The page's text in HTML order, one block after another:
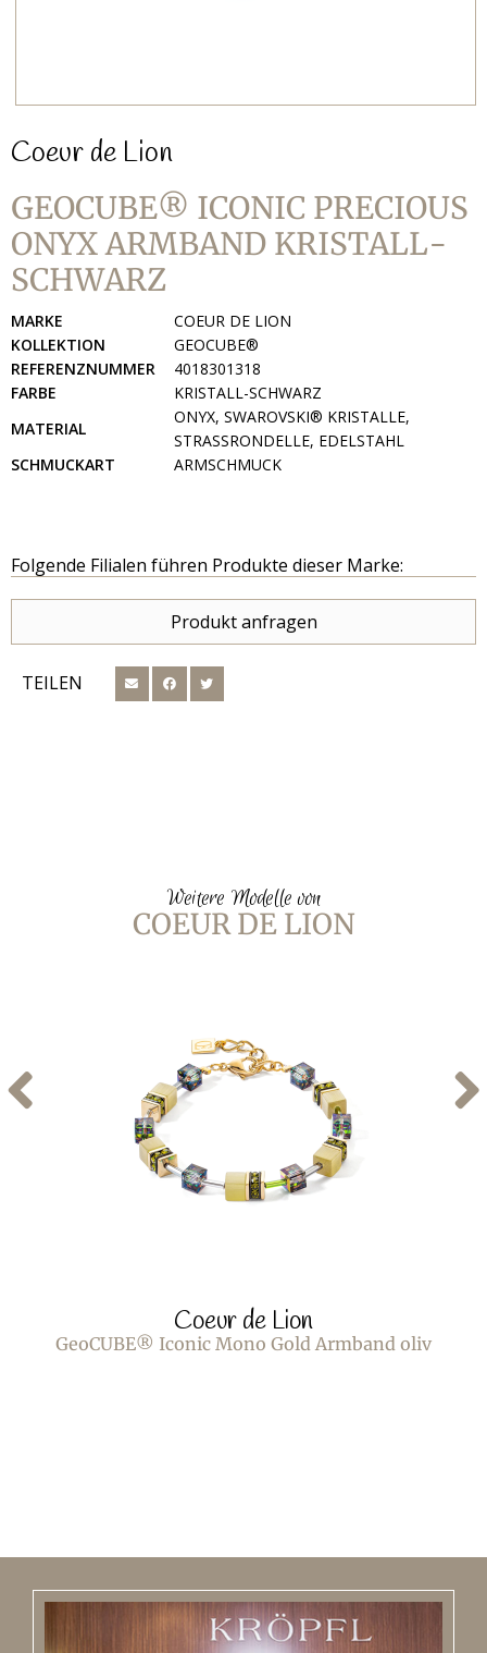
Coeur de Lion
GEOCUBE® ICONIC PRECIOUS
ONYX ARMBAND KRISTALL-
SCHWARZ
MARKE
COEUR DE LION
KOLLEKTION
GEOCUBE®
REFERENZNUMMER
4018301318
FARBE
KRISTALL-SCHWARZ
MATERIAL
ONYX, SWAROVSKI® KRISTALLE,
STRASSRONDELLE, EDELSTAHL
SCHMUCKART
ARMSCHMUCK
Folgende Filialen führen Produkte dieser Marke:
Produkt anfragen
TEILEN
Weitere Modelle von
COEUR DE LION
Coeur de Lion
GeoCUBE® Iconic Mono Gold Armband oliv